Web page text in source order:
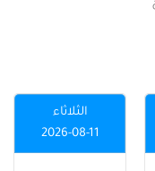
الثلاثاء
2026-08-11